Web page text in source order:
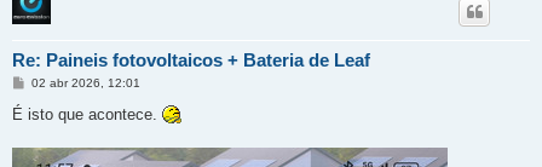
Re: Paineis fotovoltaicos + Bateria de Leaf
M
n
02 abr 2026, 12:01
É isto que acontece.